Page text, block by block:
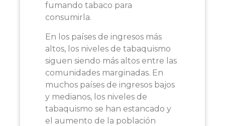
fumando tabaco para
consumirla.
En los países de ingresos más
altos, los niveles de tabaquismo
siguen siendo más altos entre las
comunidades marginadas. En
muchos países de ingresos bajos
y medianos, los niveles de
tabaquismo se han estancado y
el aumento de la población